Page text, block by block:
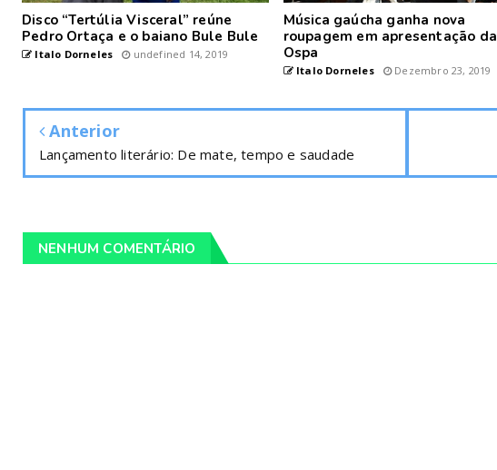
Disco “Tertúlia Visceral” reúne
Pedro Ortaça e o baiano Bule Bule
Italo Dorneles undefined 14, 2019
Música gaúcha ganha nova
roupagem em apresentação da
Ospa
Italo Dorneles Dezembro 23, 2019
Anterior
Lançamento literário: De mate, tempo e saudade
NENHUM COMENTÁRIO